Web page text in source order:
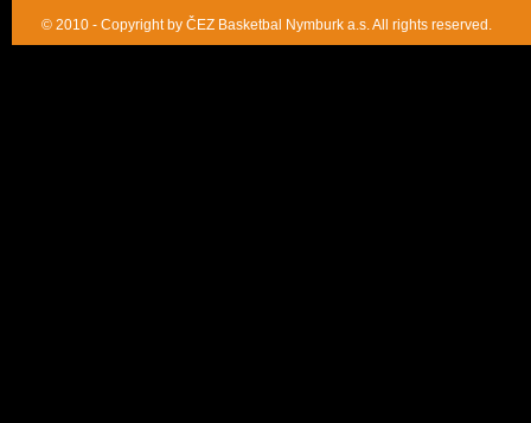
© 2010 - Copyright by ČEZ Basketbal Nymburk a.s. All rights reserved.